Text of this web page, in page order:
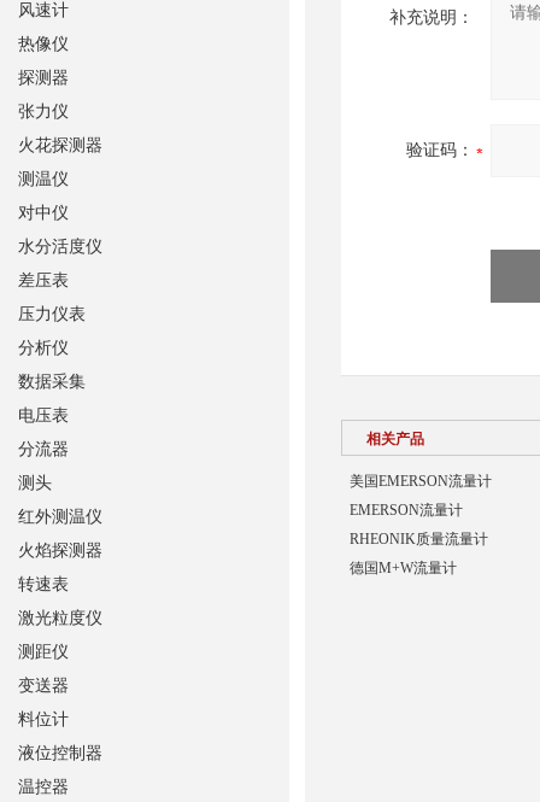
补充说明：
验证码：
相关产品
美国EMERSON流量计
EMERSON流量计
RHEONIK质量流量计
德国M+W流量计
风速计
热像仪
探测器
张力仪
火花探测器
测温仪
对中仪
水分活度仪
差压表
压力仪表
分析仪
数据采集
电压表
分流器
测头
红外测温仪
火焰探测器
转速表
激光粒度仪
测距仪
变送器
料位计
液位控制器
温控器